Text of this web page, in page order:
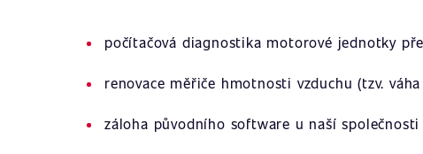
počítačová diagnostika motorové jednotky
renovace měřiče hmotnosti vzduchu (tzv.
záloha původního software u naší společnosti